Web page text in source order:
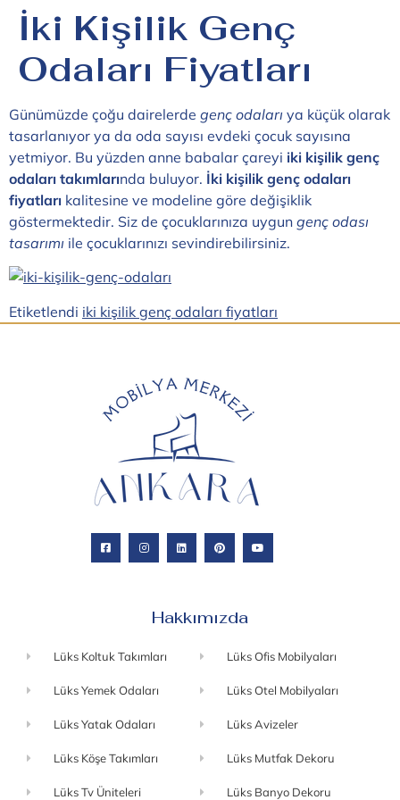
İki Kişilik Genç
Odaları Fiyatları
Günümüzde çoğu dairelerde genç odaları ya küçük olarak
tasarlanıyor ya da oda sayısı evdeki çocuk sayısına
yetmiyor. Bu yüzden anne babalar çareyi iki kişilik genç
odaları takımlarında buluyor. İki kişilik genç odaları
fiyatları kalitesine ve modeline göre değişiklik
göstermektedir. Siz de çocuklarınıza uygun genç odası
tasarımı ile çocuklarınızı sevindirebilirsiniz.
Etiketlendi iki kişilik genç odaları fiyatları
Hakkımızda
Lüks Koltuk Takımları
Lüks Yemek Odaları
Lüks Yatak Odaları
Lüks Köşe Takımları
Lüks Tv Üniteleri
Lüks Ofis Mobilyaları
Lüks Otel Mobilyaları
Lüks Avizeler
Lüks Mutfak Dekoru
Lüks Banyo Dekoru